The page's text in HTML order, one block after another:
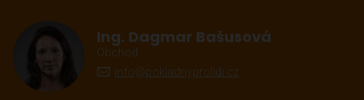
Ing. Dagmar Bašusová
Obchod
info@pokladnyprolidi.cz